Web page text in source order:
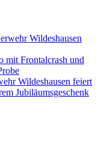
Wildeshausen
mit Frontalcrash und
Wildeshausen feiert
Jubiläumsgeschenk